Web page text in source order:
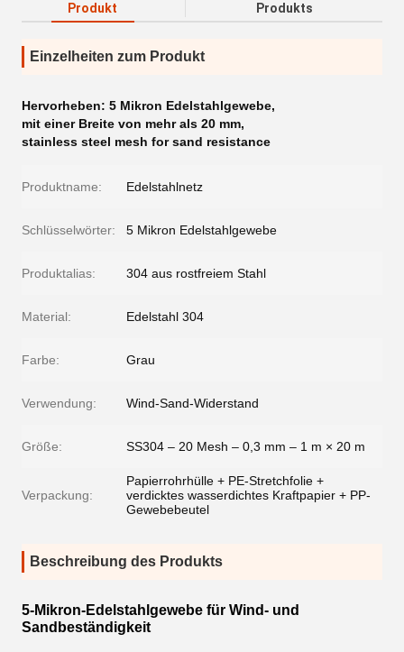
Produkt
Produkts
Einzelheiten zum Produkt
Hervorheben: 5 Mikron Edelstahlgewebe,
mit einer Breite von mehr als 20 mm,
stainless steel mesh for sand resistance
Produktname: Edelstahlnetz
Schlüsselwörter: 5 Mikron Edelstahlgewebe
Produktalias: 304 aus rostfreiem Stahl
Material: Edelstahl 304
Farbe: Grau
Verwendung: Wind-Sand-Widerstand
Größe: SS304 – 20 Mesh – 0,3 mm – 1 m × 20 m
Verpackung:
Papierrohrhülle + PE-Stretchfolie +
verdicktes wasserdichtes Kraftpapier + PP-
Gewebebeutel
Beschreibung des Produkts
5-Mikron-Edelstahlgewebe für Wind- und
Sandbeständigkeit